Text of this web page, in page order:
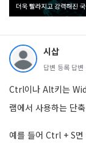
시삽
답변 등록 답
Ctrl이나 Alt키는
램에서 사용하는 단
예를 들어 Ctrl + S